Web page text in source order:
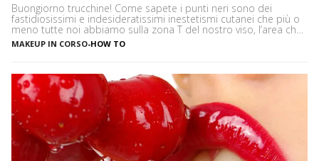
Buongiorno trucchine! Come sapete i punti neri sono dei
fastidiosissimi e indesideratissimi inestetismi cutanei che più o
meno tutte noi abbiamo sulla zona T del nostro viso, l’area che
è più spesso vittima di impurità e alterazioni del pH della pelle,
soprattutto se si ha la pelle grassa e non si usano prodotti
MAKEUP IN CORSO-HOW TO